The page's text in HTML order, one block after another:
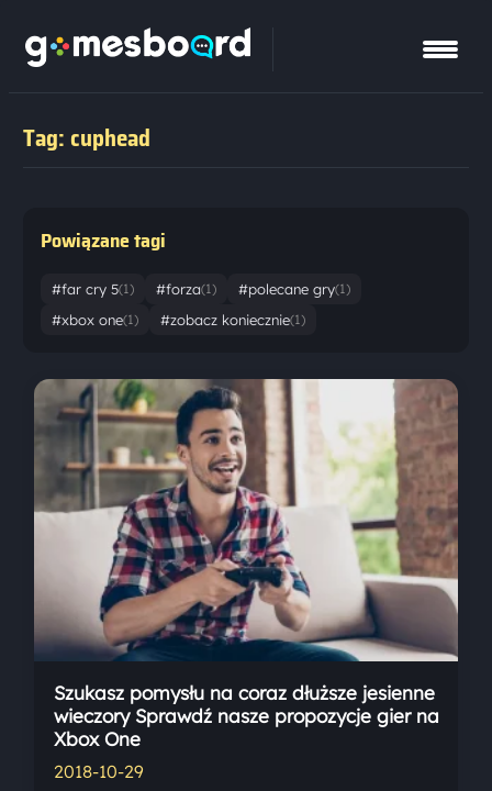
Tag: cuphead
Powiązane tagi
#far cry 5(1) #forza(1) #polecane gry(1)
#xbox one(1) #zobacz koniecznie(1)
Szukasz pomysłu na coraz dłuższe jesienne
wieczory Sprawdź nasze propozycje gier na
Xbox One
2018-10-29